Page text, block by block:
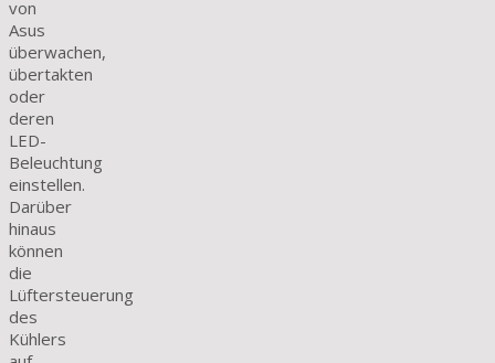
von
Asus
überwachen,
übertakten
oder
deren
LED-
Beleuchtung
einstellen.
Darüber
hinaus
können
die
Lüftersteuerung
des
Kühlers